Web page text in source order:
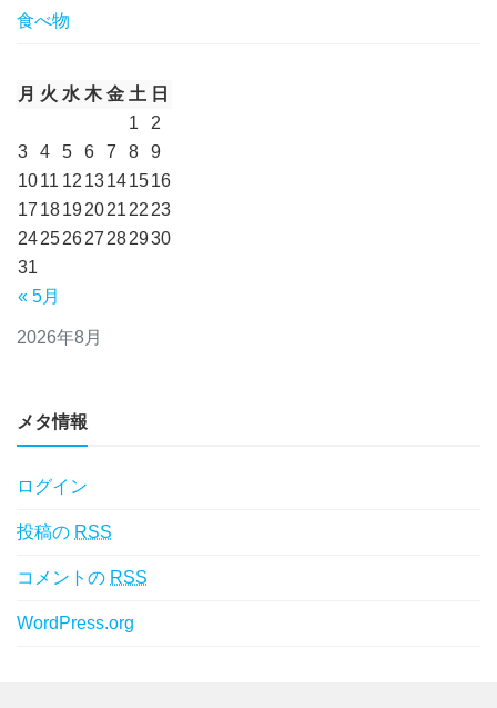
食べ物
2026年8月
月 火 水 木 金 土 日
« 5月
1
2
3
4 5 6 7 8
9
1011 12 13141516
17 18192021 22 23
24252627 282930
31
メタ情報
ログイン
投稿の RSS
コメントの RSS
WordPress.org